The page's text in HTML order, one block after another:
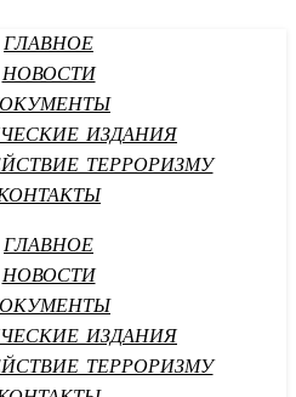
ГЛАВНОЕ
НОВОСТИ
ИЗДАНИЯ
ТЕРРОРИЗМУ
ГЛАВНОЕ
НОВОСТИ
ИЗДАНИЯ
ТЕРРОРИЗМУ